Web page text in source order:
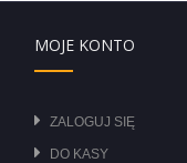
MOJE KONTO
ZALOGUJ SIĘ
DO KASY